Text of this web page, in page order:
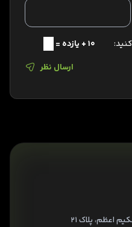
10 + یازده =
ارسال نظر
اعظم، پلاک ۲۱